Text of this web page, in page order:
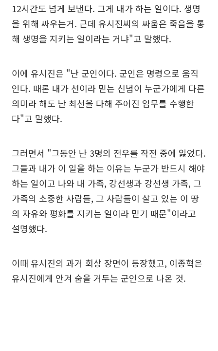
12시간도 넘게 보낸다. 그게 내가 하는 일이다. 생명
을 위해 싸우는거. 근데 유시진씨의 싸움은 죽음을 통
해 생명을 지키는 일이라는 거냐"고 말했다.
이에 유시진은 "난 군인이다. 군인은 명령으로 움직
인다. 때론 내가 선이라 믿는 신념이 누군가에게 다른
의미라 해도 난 최선을 다해 주어진 임무를 수행한
다"고 말했다.
그러면서 "그동안 난 3명의 전우를 작전 중에 잃었다.
그들과 내가 이 일을 하는 이유는 누군가 반드시 해야
하는 일이고 나와 내 가족, 강선생과 강선생 가족, 그
가족의 소중한 사람들, 그 사람들이 살고 있는 이 땅
의 자유와 평화를 지키는 일이라 믿기 때문"이라고
설명했다.
이때 유시진의 과거 회상 장면이 등장했고, 이종혁은
유시진에게 안겨 숨을 거두는 군인으로 나온 것.